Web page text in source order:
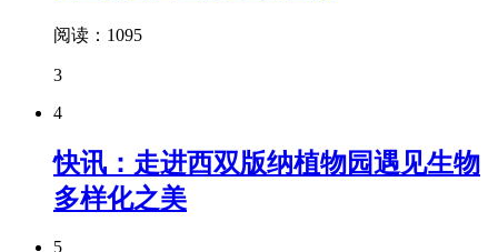
阅读：1095
3
4
快讯：走进西双版纳植物园遇见生物
多样化之美
5